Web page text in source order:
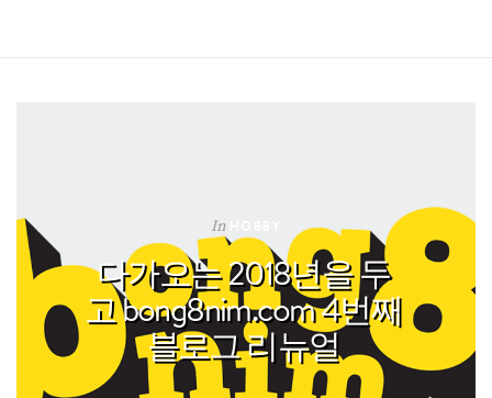
In
다가오는 2018년을 두
고 bong8nim.com 4번째
블로그 리뉴얼